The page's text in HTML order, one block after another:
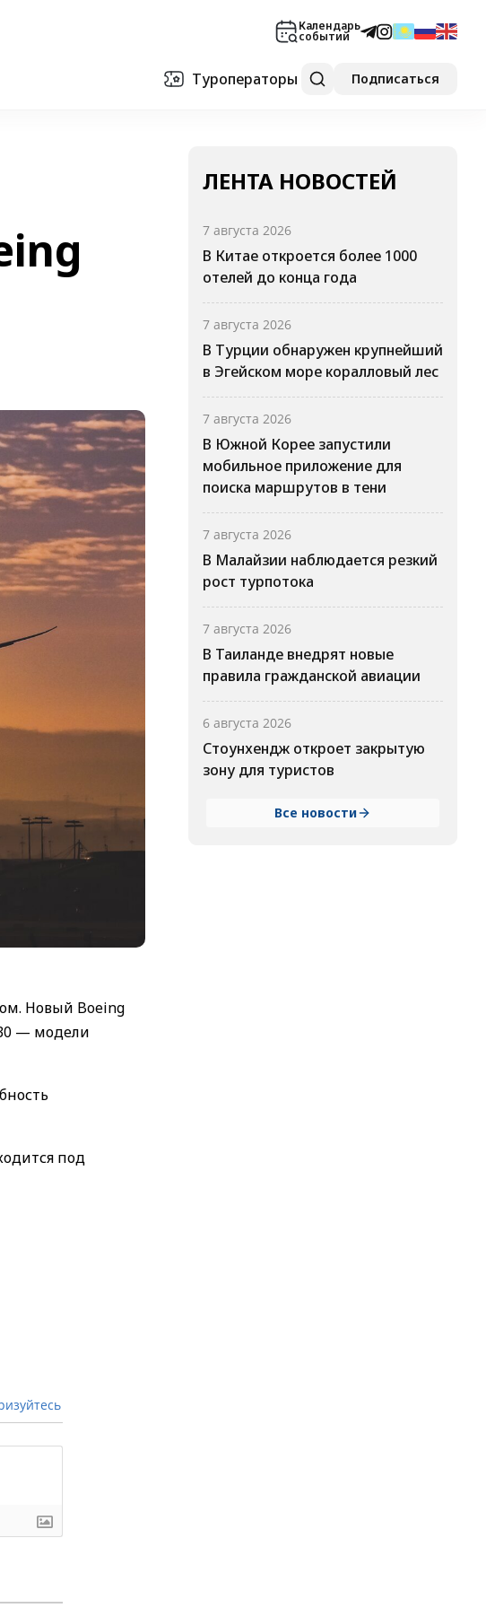
Календарь
событий
Туроператоры Подписаться
Новый Boeing
— модели
под
ЛЕНТА НОВОСТЕЙ
7 августа 2026
В Китае откроется более 1000
отелей до конца года
7 августа 2026
В Турции обнаружен крупнейший
в Эгейском море коралловый лес
7 августа 2026
В Южной Корее запустили
мобильное приложение для
поиска маршрутов в тени
7 августа 2026
В Малайзии наблюдается резкий
рост турпотока
7 августа 2026
В Таиланде внедрят новые
правила гражданской авиации
6 августа 2026
Стоунхендж откроет закрытую
зону для туристов
Все новости